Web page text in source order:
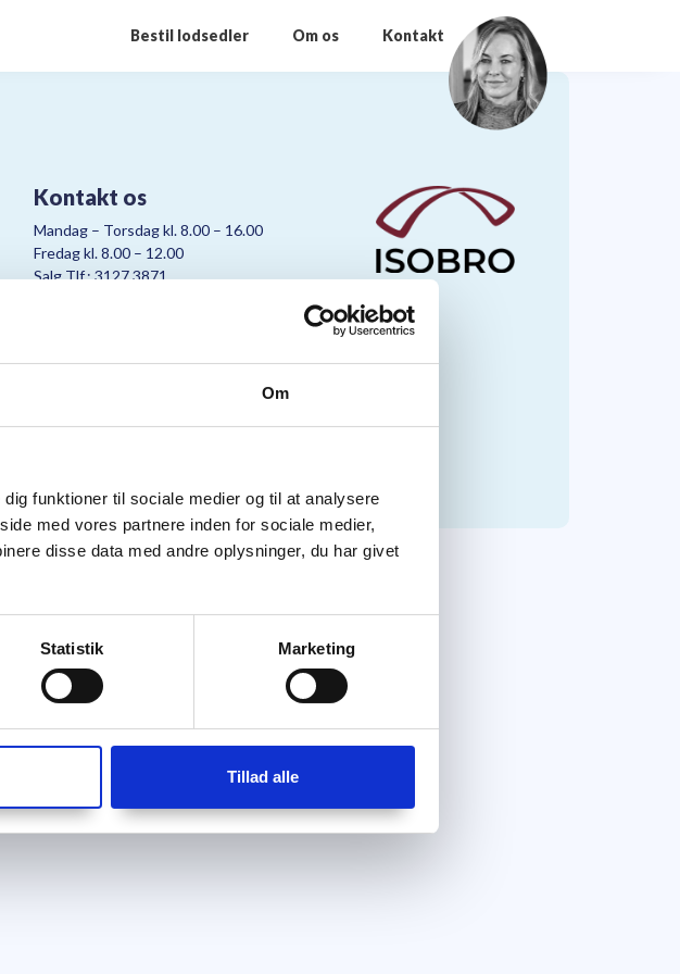
Om
funktioner til sociale medier og til at analysere
med vores partnere inden for sociale medier,
disse data med andre oplysninger, du har givet
Statistik Marketing
Tillad alle
Bestil lodsedler Om os Kontakt
Kontakt os
Mandag – Torsdag kl. 8.00 – 16.00
Fredag kl. 8.00 – 12.00
Salg Tlf.: 3127 3871